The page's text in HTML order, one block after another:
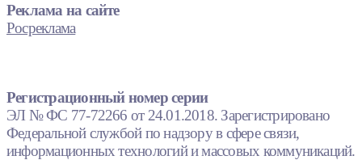
Реклама на сайте
Росреклама
Регистрационный номер серии
ЭЛ № ФС 77-72266 от 24.01.2018. Зарегистрировано
Федеральной службой по надзору в сфере связи,
информационных технологий и массовых коммуникаций.